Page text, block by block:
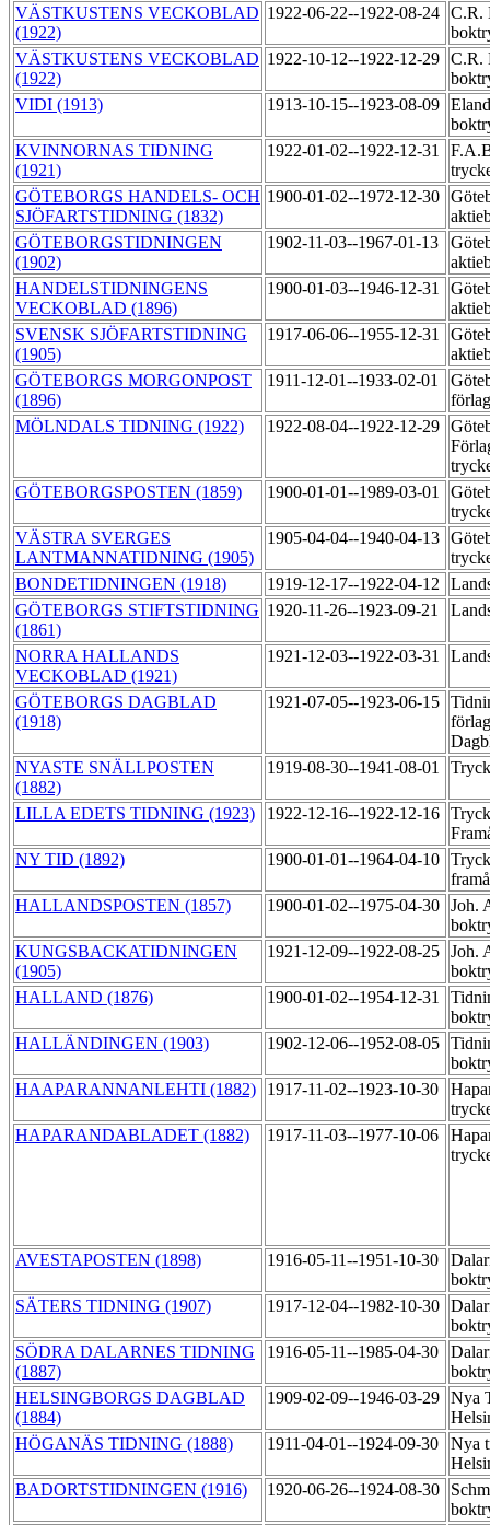
VÄSTKUSTENS VECKOBLAD
(1922)
1922-06-22--1922-08-24 C.R.
VÄSTKUSTENS VECKOBLAD
(1922)
1922-10-12--1922-12-29 C.R.
VIDI (1913)
1913-10-15--1923-08-09
KVINNORNAS TIDNING
(1921)
1922-01-02--1922-12-31
GÖTEBORGS HANDELS- OCH
SJÖFARTSTIDNING (1832)
1900-01-02--1972-12-30
GÖTEBORGSTIDNINGEN
(1902)
1902-11-03--1967-01-13
HANDELSTIDNINGENS
VECKOBLAD (1896)
1900-01-03--1946-12-31
SVENSK SJÖFARTSTIDNING
(1905)
1917-06-06--1955-12-31
GÖTEBORGS MORGONPOST
(1896)
1911-12-01--1933-02-01
MÖLNDALS TIDNING (1922)
1922-08-04--1922-12-29
GÖTEBORGSPOSTEN (1859)
1900-01-01--1989-03-01
VÄSTRA SVERGES
LANTMANNATIDNING (1905)
1905-04-04--1940-04-13
BONDETIDNINGEN (1918)
1919-12-17--1922-04-12
GÖTEBORGS STIFTSTIDNING
(1861)
1920-11-26--1923-09-21
NORRA HALLANDS
VECKOBLAD (1921)
1921-12-03--1922-03-31
GÖTEBORGS DAGBLAD
(1918)
1921-07-05--1923-06-15
NYASTE SNÄLLPOSTEN
(1882)
1919-08-30--1941-08-01
LILLA EDETS TIDNING (1923) 1922-12-16--1922-12-16
NY TID (1892)
1900-01-01--1964-04-10
HALLANDSPOSTEN (1857)
1900-01-02--1975-04-30 Joh.
KUNGSBACKATIDNINGEN
(1905)
1921-12-09--1922-08-25 Joh.
HALLAND (1876)
1900-01-02--1954-12-31
HALLÄNDINGEN (1903)
1902-12-06--1952-08-05
HAAPARANNANLEHTI (1882)
1917-11-02--1923-10-30
HAPARANDABLADET (1882)
1917-11-03--1977-10-06
AVESTAPOSTEN (1898) 1916-05-11--1951-10-30
SÄTERS TIDNING (1907)
1917-12-04--1982-10-30
SÖDRA DALARNES TIDNING
(1887)
1916-05-11--1985-04-30
HELSINGBORGS DAGBLAD
(1884)
1909-02-09--1946-03-29 Nya
HÖGANÄS TIDNING (1888)
1911-04-01--1924-09-30
Nya
BADORTSTIDNINGEN (1916)
1920-06-26--1924-08-30